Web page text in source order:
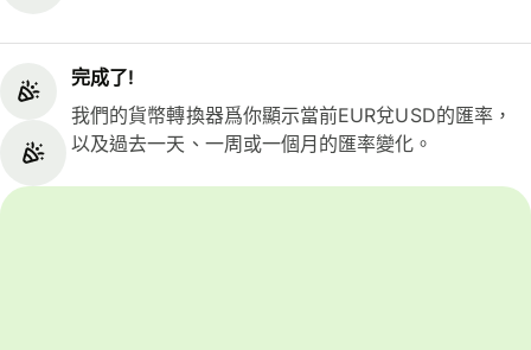
完成了!
我們的貨幣轉換器爲你顯示當前EUR兌USD的匯率，
以及過去一天、一周或一個月的匯率變化。